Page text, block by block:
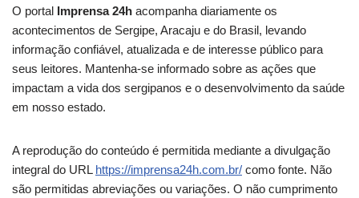
O portal Imprensa 24h acompanha diariamente os
acontecimentos de Sergipe, Aracaju e do Brasil, levando
informação confiável, atualizada e de interesse público para
seus leitores. Mantenha-se informado sobre as ações que
impactam a vida dos sergipanos e o desenvolvimento da saúde
em nosso estado.
A reprodução do conteúdo é permitida mediante a divulgação
integral do URL https://imprensa24h.com.br/ como fonte. Não
são permitidas abreviações ou variações. O não cumprimento